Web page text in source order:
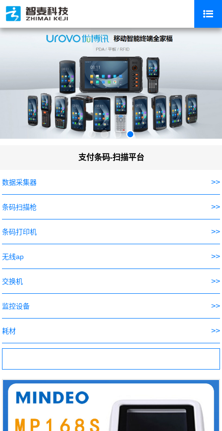
支付条码-扫描平台
数据采集器 >>
条码扫描枪 >>
条码打印机 >>
无线ap >>
交换机 >>
监控设备 >>
耗材 >>